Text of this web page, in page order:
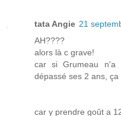
tata Angie 21
AH????
alors là c grave!
car si Grumeau n'a
dépassé ses 2 ans, ça
car y prendre goût a